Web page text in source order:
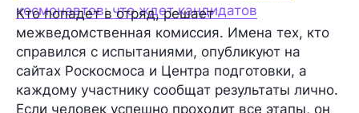
космонавтов: что ждет кандидатов
Кто попадет в отряд, решает
межведомственная комиссия. Имена тех, кто
справился с испытаниями, опубликуют на
сайтах Роскосмоса и Центра подготовки, а
каждому участнику сообщат результаты лично.
Если человек успешно проходит все этапы, он